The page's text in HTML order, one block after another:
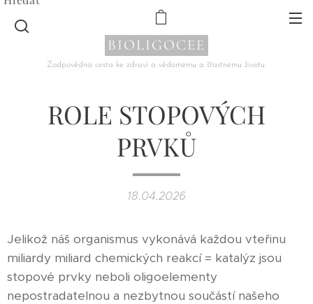
BIOLIGOCEE
Zodpovědná cesta ke zdraví a vědomému a šťastnému životu.
ROLE STOPOVÝCH
PRVKŮ
18.04.2026
Jelikož náš organismus vykonává každou vteřinu
miliardy miliard chemických reakcí = katalýz jsou
stopové prvky neboli oligoelementy
nepostradatelnou a nezbytnou součástí našeho